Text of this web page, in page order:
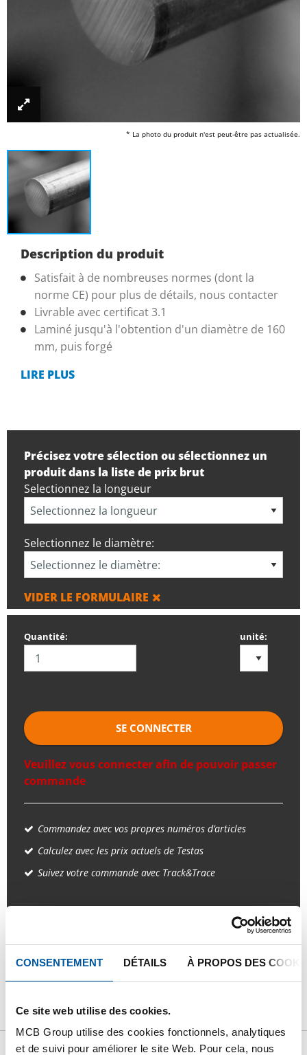
CONSENTEMENT DÉTAILS À PROPOS DES
Ce site web utilise des cookies.
MCB Group utilise des cookies fonctionnels, analytiques
et de suivi pour améliorer le site Web. Pour cela, nous
* La photo du produit n'est peut-être pas actualisée.
Description du produit
Satisfait à de nombreuses normes (dont la
norme CE) pour plus de détails, nous contacter
Livrable avec certificat 3.1
Laminé jusqu'à l'obtention d'un diamètre de 160
mm, puis forgé
LIRE PLUS
Précisez votre sélection ou sélectionnez un
produit dans la liste de prix brut
Selectionnez la longueur
Selectionnez le diamètre:
VIDER LE FORMULAIRE
Quantité: unité:
SE CONNECTER
Veuillez vous connecter afin de pouvoir passer
commande
Commandez avec vos propres numéros d’articles
Calculez avec les prix actuels de Testas
Suivez votre commande avec Track&Trace
DESCRIPTION DU PRODUIT
LISTE DE PRIX BRUT
TÉLÉCHARGEMENTS
CARACTÉRISTIQUES